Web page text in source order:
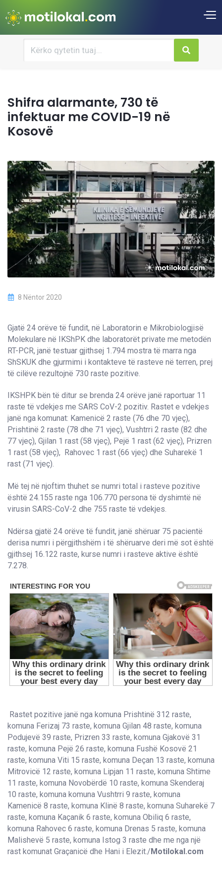
Shifra alarmante, 730 të
infektuar me COVID-19 në
Kosovë
8 Nëntor 2020
Gjatë 24 orëve të fundit, në Laboratorin e Mikrobiologjisë
Molekulare në IKShPK dhe laboratorët private me metodën
RT-PCR, janë testuar gjithsej 1.794 mostra të marra nga
ShSKUK dhe gjurmimi i kontakteve të rasteve në terren, prej
të cilëve rezultojnë 730 raste pozitive.
IKSHPK bën të ditur se brenda 24 orëve janë raportuar 11
raste të vdekjes me SARS CoV-2 pozitiv. Rastet e vdekjes
janë nga komunat: Kamenicë 2 raste (76 dhe 70 vjeç),
Prishtinë 2 raste (78 dhe 71 vjeç), Vushtrri 2 raste (82 dhe
77 vjeç), Gjilan 1 rast (58 vjeç), Pejë 1 rast (62 vjeç), Prizren
1 rast (58 vjeç), Rahovec 1 rast (66 vjeç) dhe Suharekë 1
rast (71 vjeç).
Më tej në njoftim thuhet se numri total i rasteve pozitive
është 24.155 raste nga 106.770 persona të dyshimtë në
virusin SARS-CoV-2 dhe 755 raste të vdekjes.
Ndërsa gjatë 24 orëve të fundit, janë shëruar 75 pacientë
derisa numri i përgjithshëm i të shëruarve deri më sot është
gjithsej 16.122 raste, kurse numri i rasteve aktive është
7.278.
Rastet pozitive janë nga komuna Prishtinë 312 raste,
komuna Ferizaj 73 raste, komuna Gjilan 48 raste, komuna
Podujevë 39 raste, Prizren 33 raste, komuna Gjakovë 31
raste, komuna Pejë 26 raste, komuna Fushë Kosovë 21
raste, komuna Viti 15 raste, komuna Deçan 13 raste, komuna
Mitrovicë 12 raste, komuna Lipjan 11 raste, komuna Shtime
11 raste, komuna Novobërdë 10 raste, komuna Skenderaj
10 raste, komuna komuna Vushtrri 9 raste, komuna
Kamenicë 8 raste, komuna Klinë 8 raste, komuna Suharekë 7
raste, komuna Kaçanik 6 raste, komuna Obiliq 6 raste,
komuna Rahovec 6 raste, komuna Drenas 5 raste, komuna
Malishevë 5 raste, komuna Istog 3 raste dhe me nga një
rast komunat Graçanicë dhe Hani i Elezit./Motilokal.com